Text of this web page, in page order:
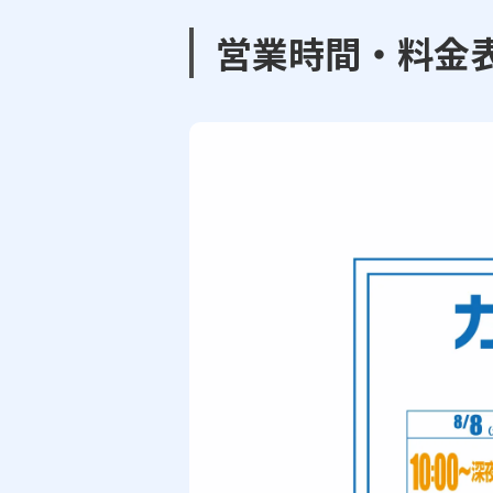
営業時間・料金